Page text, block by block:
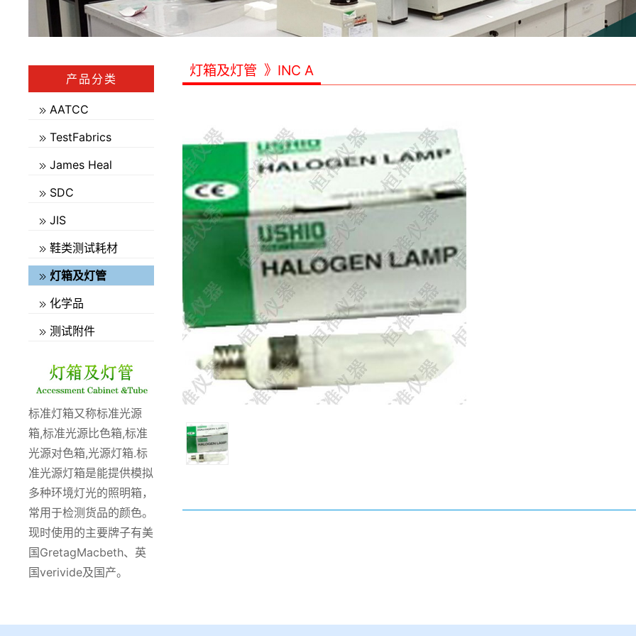
产品分类
AATCC
TestFabrics
James Heal
SDC
JIS
鞋类测试耗材
灯箱及灯管
化学品
测试附件
标准灯箱又称标准光源
箱,标准光源比色箱,标准
光源对色箱,光源灯箱.标
准光源灯箱是能提供模拟
多种环境灯光的照明箱，
常用于检测货品的颜色。
现时使用的主要牌子有美
国GretagMacbeth、英
国verivide及国产。
灯箱及灯管 》INC A